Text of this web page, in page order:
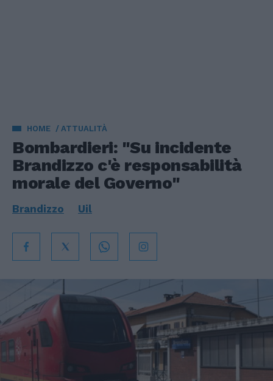
HOME ATTUALITÀ
Bombardieri: "Su incidente
Brandizzo c'è responsabilità
morale del Governo"
Brandizzo Uil